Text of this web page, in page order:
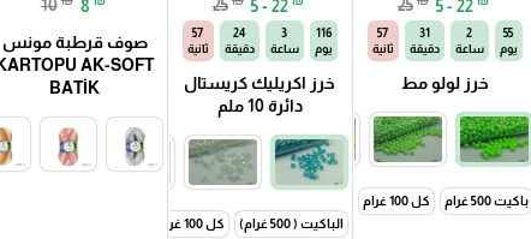
كل 50 غرام
25 5 - 22
55
يوم
2
ساعة
31
دقيقة
56
ثانية
خرز لولو مط
باكيت 500 غرام كل 100 غرام
25 5 - 22
116
يوم
3
ساعة
24
دقيقة
56
ثانية
خرز اكريليك كريستال
دائرة 10 ملم
الباكيت ( 500 غرام) كل 100 غرام
10 8
صوف قرطبة مونس
KARTOPU AK-SOFT
BATİK